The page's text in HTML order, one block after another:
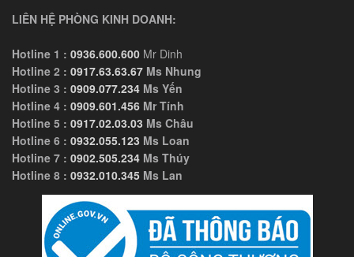
LIÊN HỆ PHÒNG KINH DOANH:
Hotline 1 : 0936.600.600 Mr Dinh
Hotline 2 : 0917.63.63.67 Ms Nhung
Hotline 3 : 0909.077.234 Ms Yến
Hotline 4 : 0909.601.456 Mr Tính
Hotline 5 : 0917.02.03.03 Ms Châu
Hotline 6 : 0932.055.123 Ms Loan
Hotline 7 : 0902.505.234 Ms Thúy
Hotline 8 : 0932.010.345 Ms Lan